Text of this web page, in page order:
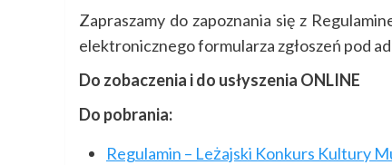
Zapraszamy do zapoznania się z
elektronicznego formularza zgłoszeń pod
Do zobaczenia i do usłyszenia ONLINE
Do pobrania:
Regulamin – Leżajski Konkurs Kultury